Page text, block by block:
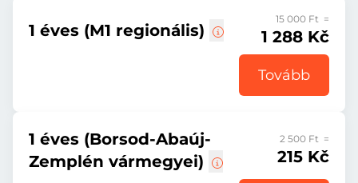
1 éves (M1 regionális)
15 000 Ft =
1 288 Kč
Tovább
1 éves (Borsod-Abaúj-
Zemplén vármegyei)
2 500 Ft =
215 Kč